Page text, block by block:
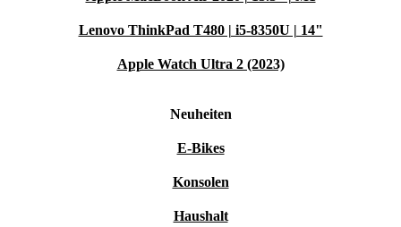
Lenovo ThinkPad T480 | i5-8350U | 14"
Apple Watch Ultra 2 (2023)
Neuheiten
E-Bikes
Konsolen
Haushalt